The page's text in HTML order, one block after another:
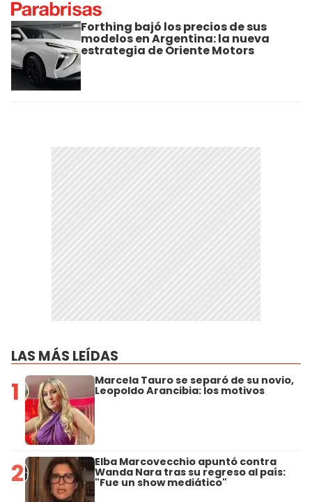
Forthing bajó los precios de sus
modelos en Argentina: la nueva
estrategia de Oriente Motors
LAS MÁS LEÍDAS
1 Marcela Tauro se separó de su novio,
Leopoldo Arancibia: los motivos
2 Elba Marcovecchio apuntó contra
Wanda Nara tras su regreso al país:
"Fue un show mediático"